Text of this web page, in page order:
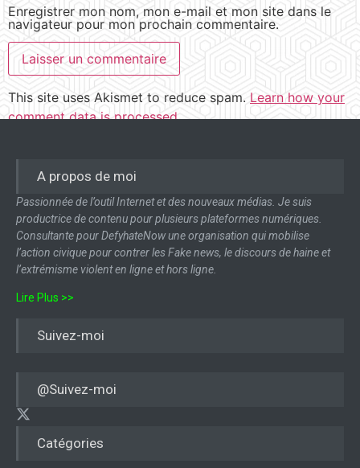
Enregistrer mon nom, mon e-mail et mon site dans le
navigateur pour mon prochain commentaire.
This site uses Akismet to reduce spam. Learn how your
comment data is processed.
Catégories
A propos de moi
Passionnée de l’outil Internet et des nouveaux médias. Je suis
productrice de contenu pour plusieurs plateformes numériques.
Consultante pour DefyhateNow une organisation qui mobilise
l’action civique pour contrer les Fake news, le discours de haine et
l’extrémisme violent en ligne et hors ligne.
Lire Plus >>
Suivez-moi
@Suivez-moi